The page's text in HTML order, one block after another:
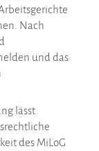
Nach
und das
lässt
des MiLoG